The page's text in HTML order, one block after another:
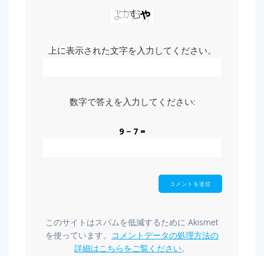
上に表示された文字を入力してください。
数字で答えを入力してください:
9 − 7 =
このサイトはスパムを低減するために Akismet
を使っています。 コメントデータの処理方法の
詳細はこちらをご覧ください。